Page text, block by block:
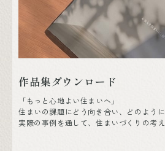
作品集ダウンロード
「もっと心地よい住まいへ」
住まいの課題にどう向き合い、どのよう
実際の事例を通して、住まいづくりの考